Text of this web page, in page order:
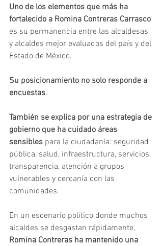
Uno de los elementos que más ha
fortalecido a Romina Contreras Carrasco
es su permanencia entre las alcaldesas
y alcaldes mejor evaluados del país y del
Estado de México.
Su posicionamiento no solo responde a
encuestas.
También se explica por una estrategia de
gobierno que ha cuidado áreas
sensibles para la ciudadanía: seguridad
pública, salud, infraestructura, servicios,
transparencia, atención a grupos
vulnerables y cercanía con las
comunidades.
En un escenario político donde muchos
alcaldes se desgastan rápidamente,
Romina Contreras ha mantenido una